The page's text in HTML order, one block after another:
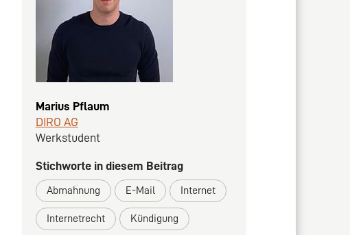
Marius Pflaum
DIRO AG
Werkstudent
Stichworte in diesem Beitrag
Abmahnung E-Mail Internet
Internetrecht Kündigung